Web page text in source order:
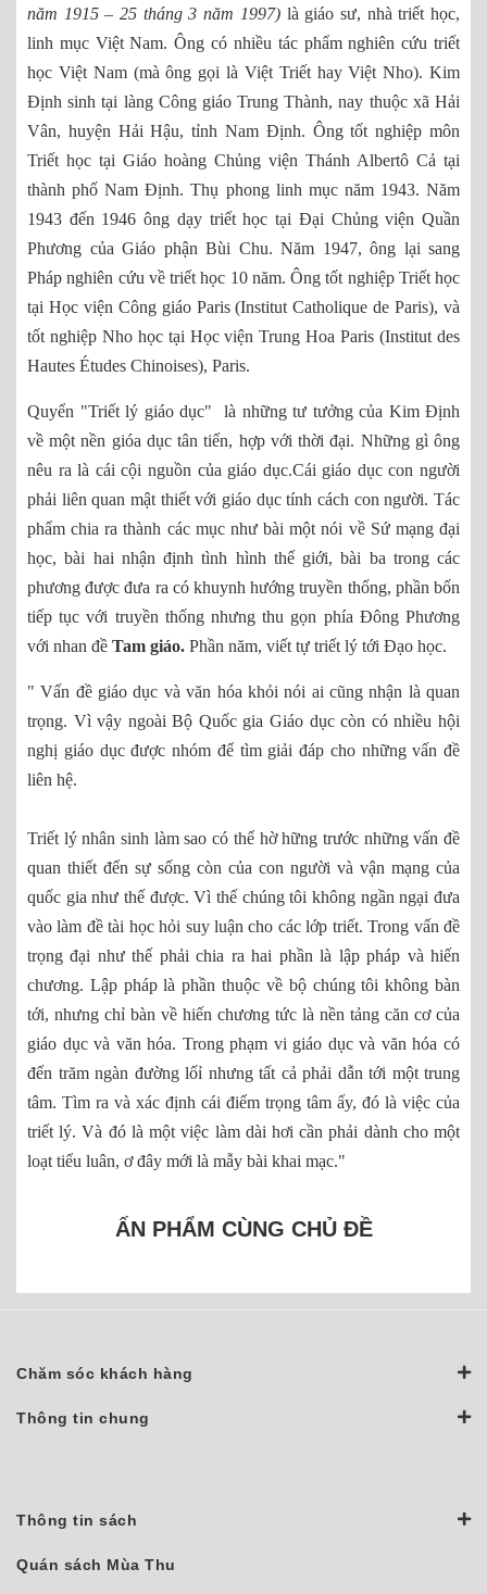
năm 1915 – 25 tháng 3 năm 1997) là giáo sư, nhà triết học,
linh mục Việt Nam. Ông có nhiều tác phẩm nghiên cứu triết
học Việt Nam (mà ông gọi là Việt Triết hay Việt Nho). Kim
Định sinh tại làng Công giáo Trung Thành, nay thuộc xã Hải
Vân, huyện Hải Hậu, tỉnh Nam Định. Ông tốt nghiệp môn
Triết học tại Giáo hoàng Chủng viện Thánh Albertô Cả tại
thành phố Nam Định. Thụ phong linh mục năm 1943. Năm
1943 đến 1946 ông dạy triết học tại Đại Chủng viện Quần
Phương của Giáo phận Bùi Chu. Năm 1947, ông lại sang
Pháp nghiên cứu về triết học 10 năm. Ông tốt nghiệp Triết học
tại Học viện Công giáo Paris (Institut Catholique de Paris), và
tốt nghiệp Nho học tại Học viện Trung Hoa Paris (Institut des
Hautes Études Chinoises), Paris.
Quyển "Triết lý giáo dục" là những tư tưởng của Kim Định
về một nền gióa dục tân tiến, hợp với thời đại. Những gì ông
nêu ra là cái cội nguồn của giáo dục.Cái giáo dục con người
phải liên quan mật thiết với giáo dục tính cách con người. Tác
phẩm chia ra thành các mục như bài một nói về Sứ mạng đại
học, bài hai nhận định tình hình thế giới, bài ba trong các
phương được đưa ra có khuynh hướng truyền thống, phần bốn
tiếp tục với truyền thống nhưng thu gọn phía Đông Phương
với nhan đề Tam giáo. Phần năm, viết tự triết lý tới Đạo học.
" Vấn đề giáo dục và văn hóa khỏi nói ai cũng nhận là quan
trọng. Vì vậy ngoài Bộ Quốc gia Giáo dục còn có nhiều hội
nghị giáo dục được nhóm để tìm giải đáp cho những vấn đề
liên hệ.
Triết lý nhân sinh làm sao có thể hờ hững trước những vấn đề
quan thiết đến sự sống còn của con người và vận mạng của
quốc gia như thế được. Vì thế chúng tôi không ngần ngại đưa
vào làm đề tài học hỏi suy luận cho các lớp triết. Trong vấn đề
trọng đại như thế phải chia ra hai phần là lập pháp và hiến
chương. Lập pháp là phần thuộc về bộ chúng tôi không bàn
tới, nhưng chỉ bàn về hiến chương tức là nền tảng căn cơ của
giáo dục và văn hóa. Trong phạm vi giáo dục và văn hóa có
đến trăm ngàn đường lốỉ nhưng tất cả phải dẫn tới một trung
tâm. Tìm ra và xác định cái điểm trọng tâm ấy, đó là việc của
triết lý. Và đó là một việc làm dài hơi cần phải dành cho một
loạt tiểu luân, ơ đây mới là mẫy bài khai mạc."
ẤN PHẨM CÙNG CHỦ ĐỀ
Chăm sóc khách hàng
Thông tin chung
Thông tin sách
Quán sách Mùa Thu